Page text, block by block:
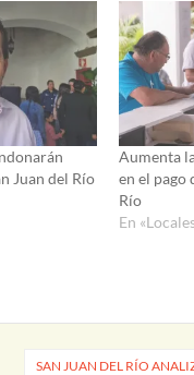
Juan del Río
Aumenta
en el pago
Río
En
SAN JUAN DEL RÍO